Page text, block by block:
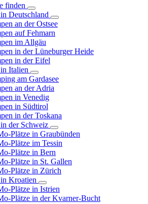
finden
Deutschland
an der Ostsee
auf Fehmarn
im Allgäu
in der Lüneburger Heide
in der Eifel
Italien
am Gardasee
an der Adria
in Venedig
in Südtirol
in der Toskana
der Schweiz
Plätze in Graubünden
Plätze im Tessin
Plätze in Bern
Plätze in St. Gallen
Plätze in Zürich
Kroatien
Plätze in Istrien
Plätze in der Kvarner-Bucht